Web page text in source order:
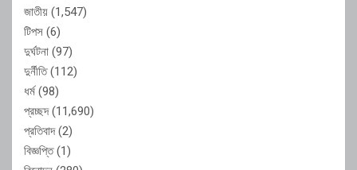
জাতীয় (1,547)
টিপস (6)
দুর্ঘটনা (97)
দুর্নীতি(112)
ধর্ম(98)
প্রচ্ছদ(11,690)
প্রতিবাদ(2)
বিজ্ঞপ্তি(1)